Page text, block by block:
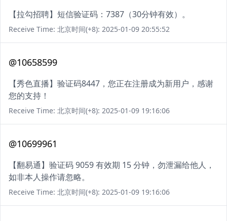
【拉勾招聘】短信验证码：7387（30分钟有效）。
Receive Time: 北京时间(+8): 2025-01-09 20:55:52
@10658599
【秀色直播】验证码8447，您正在注册成为新用户，感谢
您的支持！
Receive Time: 北京时间(+8): 2025-01-09 19:16:06
@10699961
【翻易通】验证码 9059 有效期 15 分钟，勿泄漏给他人，
如非本人操作请忽略。
Receive Time: 北京时间(+8): 2025-01-09 19:16:06